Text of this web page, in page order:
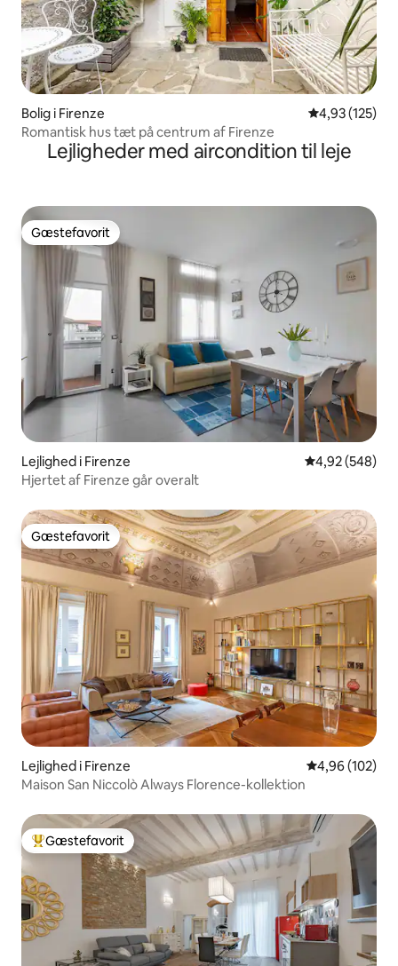
Bolig i Firenze 4,93 ud af 5 i
4,93 (125)
Romantisk hus tæt på centrum af Firenze
Lejligheder med aircondition til leje
Gæstefavorit
Gæstefavorit
Lejlighed i Firenze 4,92 ud af 5 i
4,92 (548)
Hjertet af Firenze går overalt
Gæstefavorit
Gæstefavorit
Lejlighed i Firenze 4,96 ud af 5 i
4,96 (102)
Maison San Niccolò Always Florence-kollektion
Bedste gæstefavorit
Gæstefavorit